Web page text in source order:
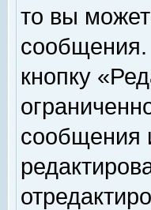
то вы
сообщения.
кнопку
сообщения